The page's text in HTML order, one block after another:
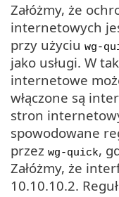
Załóżmy, że
internetowych
przy użyciu wg-
jako usługi. W
internetowe
włączone są
stron
spowodowane
przez wg-quick,
Załóżmy, że
10.10.10.2.